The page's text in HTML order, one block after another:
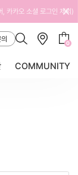
, 카카오 소셜 로그인 제외)
0
COMMUNITY